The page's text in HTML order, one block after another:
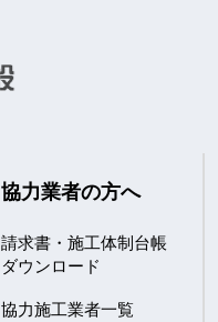
協力業者の方へ
請求書・施工体制台帳
ダウンロード
協力施工業者一覧